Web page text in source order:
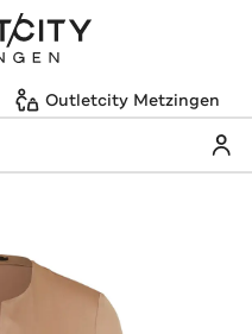
Outletcity Metzingen